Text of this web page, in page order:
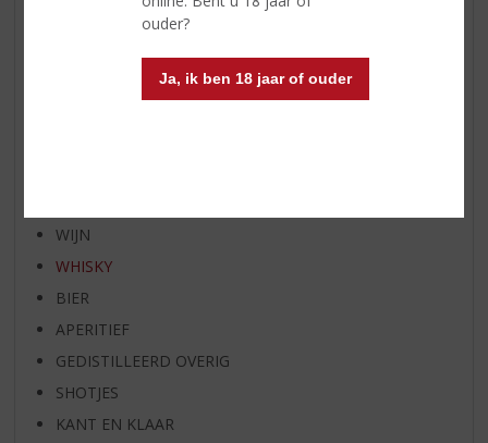
ouder?
Ja, ik ben 18 jaar of ouder
AANBIEDINGEN
WHISKY VAN DE MAAND
WIJN
WHISKY
BIER
APERITIEF
GEDISTILLEERD OVERIG
SHOTJES
KANT EN KLAAR